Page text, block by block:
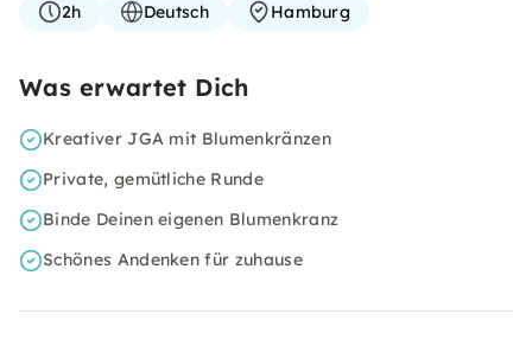
2h Deutsch Hamburg
Was erwartet Dich
Kreativer JGA mit Blumenkränzen
Private, gemütliche Runde
Binde Deinen eigenen Blumenkranz
Schönes Andenken für zuhause